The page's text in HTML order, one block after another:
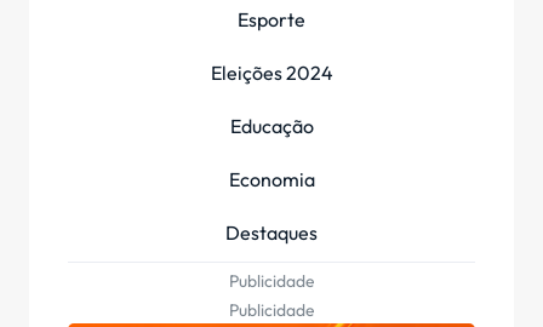
Esporte
Eleições 2024
Educação
Economia
Destaques
Publicidade
Publicidade